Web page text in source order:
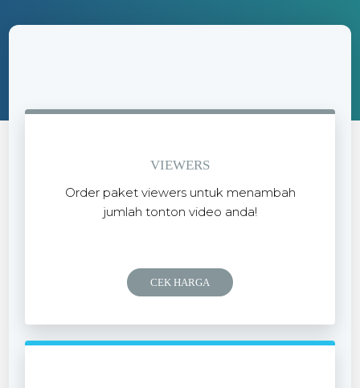
VIEWERS
Order paket viewers untuk menambah
jumlah tonton video anda!
CEK HARGA